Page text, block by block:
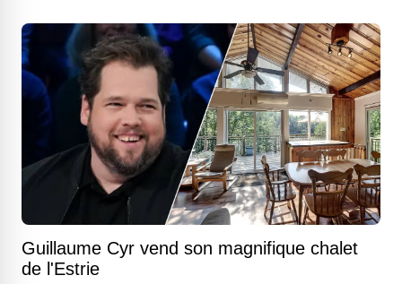
Guillaume Cyr vend son magnifique chalet
de l'Estrie